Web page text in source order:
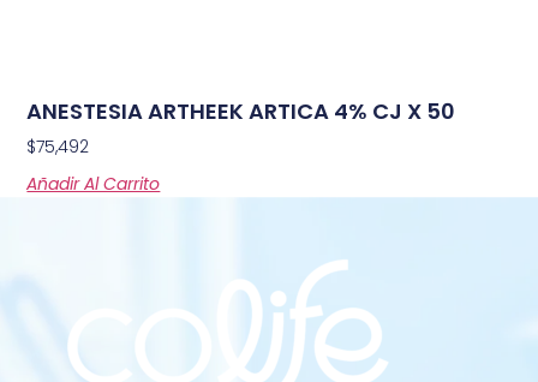
ANESTESIA ARTHEEK ARTICA 4% CJ X 50
$75,492
Añadir Al Carrito